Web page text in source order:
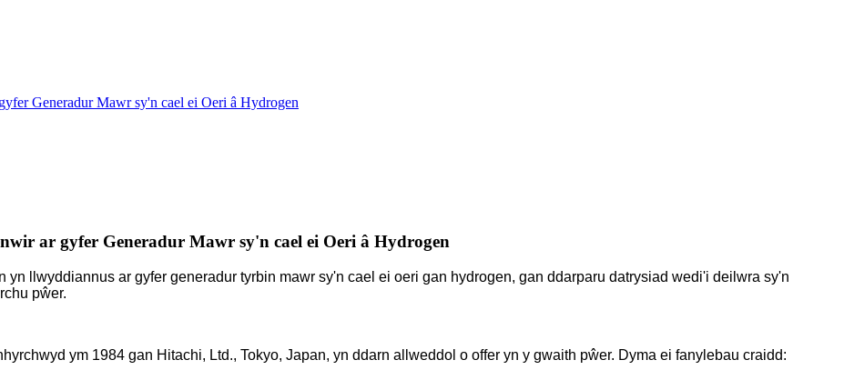
Generadur Mawr sy'n cael ei Oeri â Hydrogen
ar gyfer Generadur Mawr sy'n cael ei Oeri â Hydrogen
llwyddiannus ar gyfer generadur tyrbin mawr sy'n cael ei oeri gan hydrogen, gan ddarparu datrysiad wedi'i deilwra sy'n
pŵer.
ym 1984 gan Hitachi, Ltd., Tokyo, Japan, yn ddarn allweddol o offer yn y gwaith pŵer. Dyma ei fanylebau craidd: